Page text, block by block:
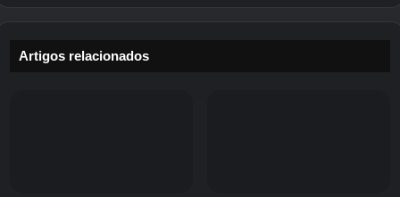
em torno de como deseja que as batalhas
Artigos relacionados